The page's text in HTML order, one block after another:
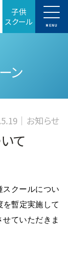
子供
スクール MENU
ン
て
お知らせ
クールについ
暫定実施して
ていただきま